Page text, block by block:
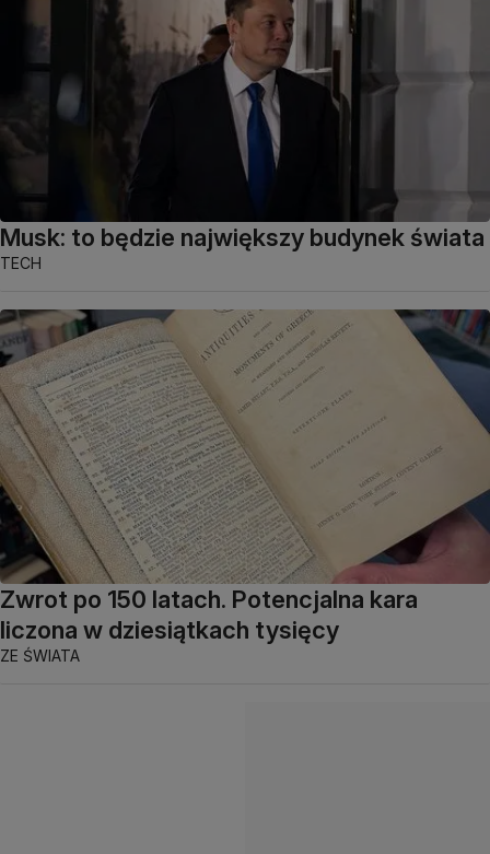
Musk: to będzie największy budynek świata
TECH
Zwrot po 150 latach. Potencjalna kara
liczona w dziesiątkach tysięcy
ZE ŚWIATA